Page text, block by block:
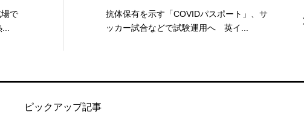
で
抗体保有を示す「COVIDパスポート」、サ
ッカー試合などで試験運用へ 英イ...
ピックアップ記事